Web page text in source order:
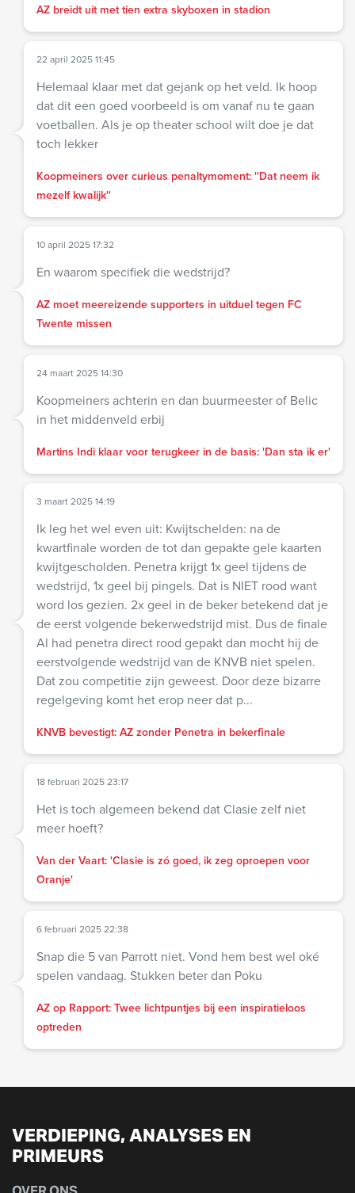
AZ breidt uit met tien extra skyboxen in stadion
22 april 2025 11:45
Helemaal klaar met dat gejank op het veld. Ik hoop
dat dit een goed voorbeeld is om vanaf nu te gaan
voetballen. Als je op theater school wilt doe je dat
toch lekker
Koopmeiners over curieus penaltymoment: ''Dat neem ik
mezelf kwalijk''
10 april 2025 17:32
En waarom specifiek die wedstrijd?
AZ moet meereizende supporters in uitduel tegen FC
Twente missen
24 maart 2025 14:30
Koopmeiners achterin en dan buurmeester of Belic
in het middenveld erbij
Martins Indi klaar voor terugkeer in de basis: 'Dan sta ik er'
3 maart 2025 14:19
Ik leg het wel even uit: Kwijtschelden: na de
kwartfinale worden de tot dan gepakte gele kaarten
kwijtgescholden. Penetra krijgt 1x geel tijdens de
wedstrijd, 1x geel bij pingels. Dat is NIET rood want
word los gezien. 2x geel in de beker betekend dat je
de eerst volgende bekerwedstrijd mist. Dus de finale
Al had penetra direct rood gepakt dan mocht hij de
eerstvolgende wedstrijd van de KNVB niet spelen.
Dat zou competitie zijn geweest. Door deze bizarre
regelgeving komt het erop neer dat p...
KNVB bevestigt: AZ zonder Penetra in bekerfinale
18 februari 2025 23:17
Het is toch algemeen bekend dat Clasie zelf niet
meer hoeft?
Van der Vaart: 'Clasie is zó goed, ik zeg oproepen voor
Oranje'
6 februari 2025 22:38
Snap die 5 van Parrott niet. Vond hem best wel oké
spelen vandaag. Stukken beter dan Poku
AZ op Rapport: Twee lichtpuntjes bij een inspiratieloos
optreden
VERDIEPING, ANALYSES EN
PRIMEURS